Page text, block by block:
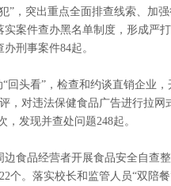
”，突出重点全面排查线索、加
案件查办黑名单制度，形成严
刑事案件84起。
回头看”，检查和约谈直销企业
，对违法保健食品广告进行拉
发现并查处问题248起。
食品经营者开展食品安全自查
个。落实校长和监管人员“双陪